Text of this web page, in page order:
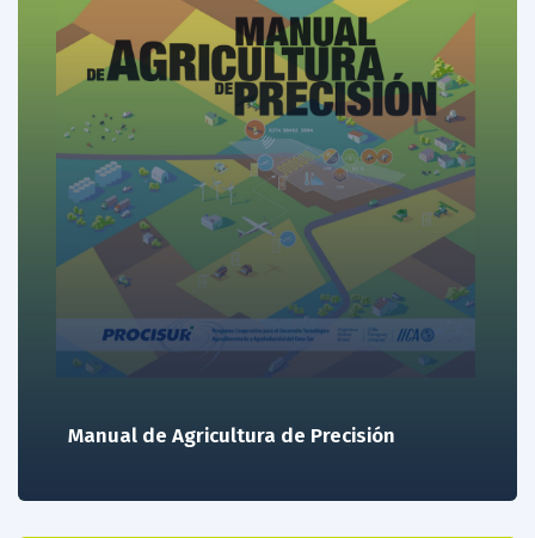
Manual de Agricultura de Precisión